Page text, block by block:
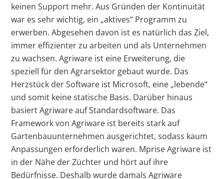
keinen Support mehr. Aus Gründen der Kontinuität
war es sehr wichtig, ein „aktives“ Programm zu
erwerben. Abgesehen davon ist es natürlich das Ziel,
immer effizienter zu arbeiten und als Unternehmen
zu wachsen. Agriware ist eine Erweiterung, die
speziell für den Agrarsektor gebaut wurde. Das
Herzstück der Software ist Microsoft, eine „lebende“
und somit keine statische Basis. Darüber hinaus
basiert Agriware auf Standardsoftware. Das
Framework von Agriware ist bereits stark auf
Gartenbauunternehmen ausgerichtet, sodass kaum
Anpassungen erforderlich waren. Mprise Agriware ist
in der Nähe der Züchter und hört auf ihre
Bedürfnisse. Deshalb wurde damals Agriware